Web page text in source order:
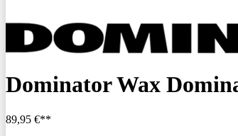
Dominator Wax
89,95 €**